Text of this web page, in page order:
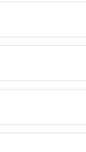
Classic Nude
lakier w
Adipic Acid/
Tosylamide/
Tocopheryl
znajdują się